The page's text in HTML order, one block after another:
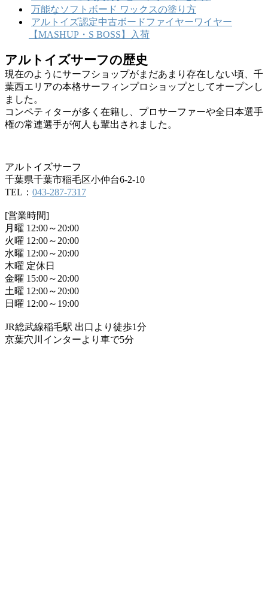
万能なソフトボード ワックスの塗り方
アルトイズ認定中古ボードファイヤーワイヤー
【MASHUP・S BOSS】入荷
アルトイズサーフの歴史
現在のようにサーフショップがまだあまり存在しない頃、千
葉西エリアの本格サーフィンプロショップとしてオープンし
ました。
コンペティターが多く在籍し、プロサーファーや全日本選手
権の常連選手が何人も輩出されました。
アルトイズサーフ
千葉県千葉市稲毛区小仲台6-2-10
TEL： 043-287-7317
[営業時間]
月曜 12:00～20:00
火曜 12:00～20:00
水曜 12:00～20:00
木曜 定休日
金曜 15:00～20:00
土曜 12:00～20:00
日曜 12:00～19:00
JR総武線稲毛駅 出口より徒歩1分
京葉穴川インターより車で5分